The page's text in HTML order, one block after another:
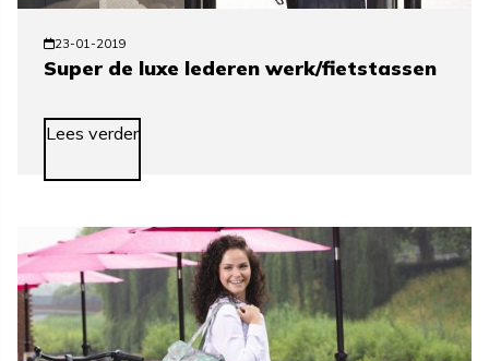
23-01-2019
Super de luxe lederen werk/fietstassen
Lees verder